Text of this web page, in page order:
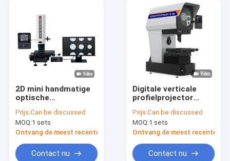
2D mini handmatige
optische
Hoogprecisie video
meetprojector
Prijs:Can be discussed
MOQ:1 sets
Ontvang de meest recente Prijs
Contact nu
Digitale verticale
profielprojector
10X 20X 50X
objectief
Prijs:Can be discussed
MOQ:1 sets
Ontvang de meest recente
Contact nu